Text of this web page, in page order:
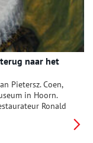
naar het
Pietersz. Coen,
in Hoorn.
Ronald
Met